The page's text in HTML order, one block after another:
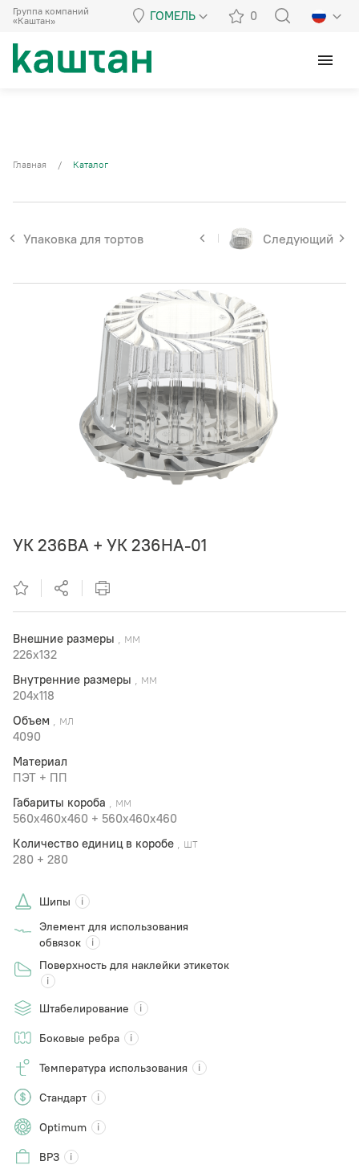
Группа компаний
«Каштан»
ГОМЕЛЬ 0
menu
Главная / Каталог
Упаковка для тортов Следующий
УК 236ВА + УК 236НА-01
Внешние размеры , мм
226x132
Внутренние размеры , мм
204x118
Объем , мл
4090
Материал
ПЭТ + ПП
Габариты короба , мм
560x460х460 + 560x460х460
Количество единиц в коробе , шт
280 + 280
Шипы
Элемент для использования
обвязок
Поверхность для наклейки этикеток
Штабелирование
Боковые ребра
Температура использования
Стандарт
Optimum
ВРЗ